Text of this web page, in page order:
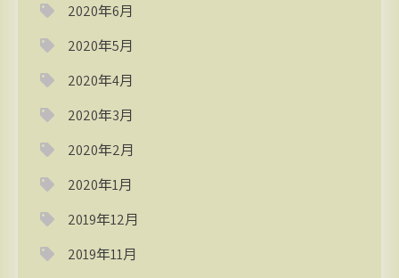
2020年6月
2020年5月
2020年4月
2020年3月
2020年2月
2020年1月
2019年12月
2019年11月